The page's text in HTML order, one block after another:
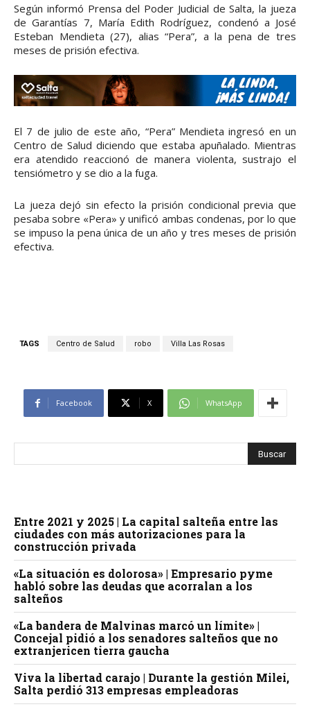
Según informó Prensa del Poder Judicial de Salta, la jueza
de Garantías 7, María Edith Rodríguez, condenó a José
Esteban Mendieta (27), alias “Pera”, a la pena de tres
meses de prisión efectiva.
El 7 de julio de este año, “Pera” Mendieta ingresó en un
Centro de Salud diciendo que estaba apuñalado. Mientras
era atendido reaccionó de manera violenta, sustrajo el
tensiómetro y se dio a la fuga.
La jueza dejó sin efecto la prisión condicional previa que
pesaba sobre «Pera» y unificó ambas condenas, por lo que
se impuso la pena única de un año y tres meses de prisión
efectiva.
TAGS Centro de Salud robo Villa Las Rosas
Facebook X WhatsApp
Entre 2021 y 2025 | La capital salteña entre las
ciudades con más autorizaciones para la
construcción privada
«La situación es dolorosa» | Empresario pyme
habló sobre las deudas que acorralan a los
salteños
«La bandera de Malvinas marcó un límite» |
Concejal pidió a los senadores salteños que no
extranjericen tierra gaucha
Viva la libertad carajo | Durante la gestión Milei,
Salta perdió 313 empresas empleadoras